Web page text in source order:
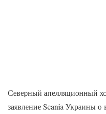
Северный апелляционный
заявление Scania Украины о